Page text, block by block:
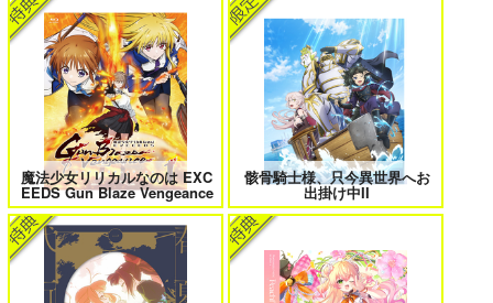
飯-野外炊事・携行食
編-
シオサイ。
1,100円（税込）
ミリタリー
サンプル
カート
ボクの理想の異世界生活 転生したら
ケモ耳娘だらけの世界でハーレムに
3
異世界から来た君と共に過ごす日常
2
＃ラブコメ好きとこっそり繋がりた
い
エロゲの鬱エンドからヒロイン達を
救済したら 2
魔法少女リリカルなのは EXC
EEDS Gun Blaze Vengeance
骸骨騎士様、只今異世界へお
出掛け中II